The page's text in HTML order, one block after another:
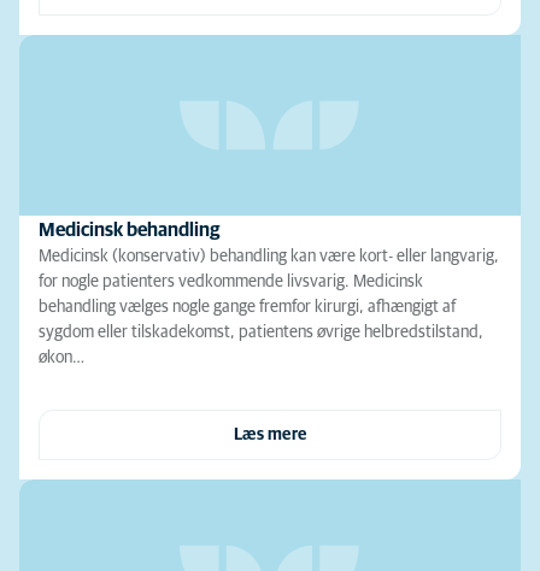
Medicinsk behandling
Medicinsk (konservativ) behandling kan være kort- eller langvarig,
for nogle patienters vedkommende livsvarig. Medicinsk
behandling vælges nogle gange fremfor kirurgi, afhængigt af
sygdom eller tilskadekomst, patientens øvrige helbredstilstand,
økon…
Læs mere